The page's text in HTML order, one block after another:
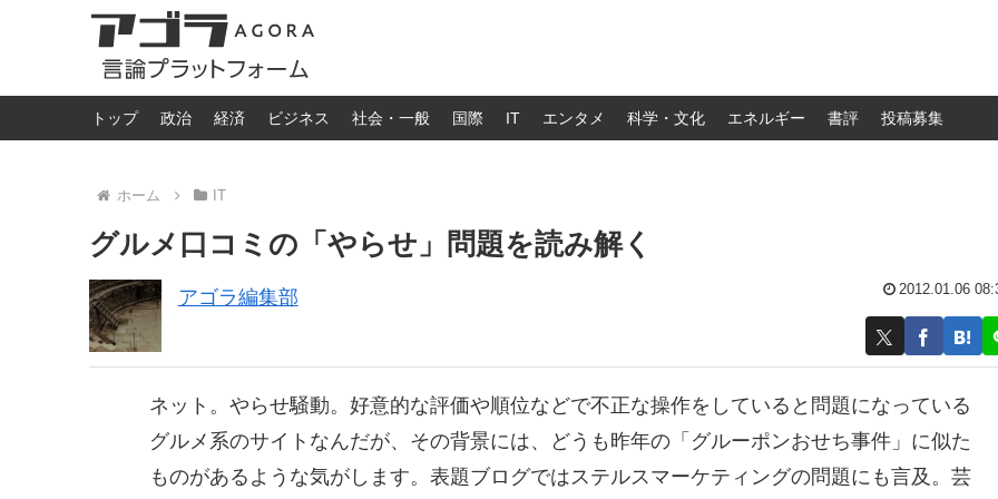
トップ 政治 経済 ビジネス 社会・一般 国際 IT エンタメ 科学・文化 エネルギー 書評 投稿募集
ホーム IT
グルメ口コミの「やらせ」問題を読み解く
アゴラ編集部 2012.01.06
ネット。やらせ騒動。好意的な評価や順位などで不正な操作をしていると問題になっている
グルメ系のサイトなんだが、その背景には、どうも昨年の「グルーポンおせち事件」に似た
ものがあるような気がします。表題ブログではステルスマーケティングの問題にも言及。芸